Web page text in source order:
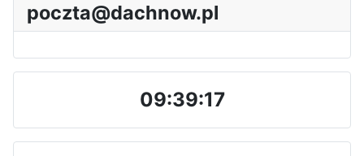
poczta@dachnow.pl
09:39:18